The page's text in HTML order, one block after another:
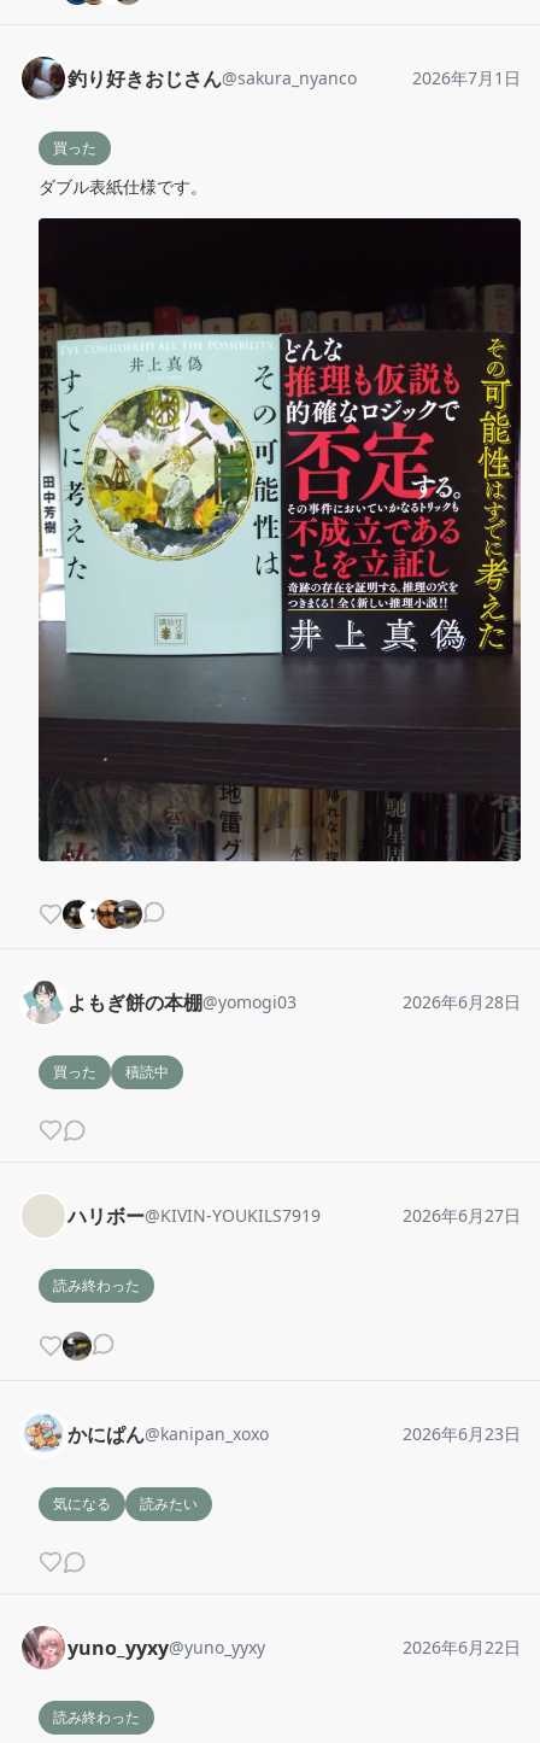
釣り好きおじさん@sakura_nyanco 2026年7月1日
買った
ダブル表紙仕様です。
よもぎ餅の本棚@yomogi03 2026年6月28日
買った 積読中
ハリボー@KIVIN-YOUKILS7919 2026年6月27日
読み終わった
かにぱん@kanipan_xoxo 2026年6月23日
気になる 読みたい
yuno_yyxy@yuno_yyxy 2026年6月22日
読み終わった